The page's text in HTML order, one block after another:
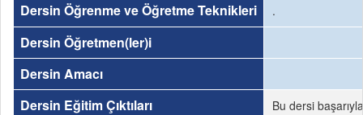
Dersin Öğrenme ve Öğretme Teknikleri
.
Dersin Öğretmen(ler)i
Dersin Amacı
Dersin Eğitim Çıktıları
Bu dersi